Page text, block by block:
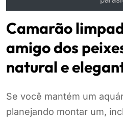
Camarão
amigo dos
natural e
Se você mantém um
planejando montar um,